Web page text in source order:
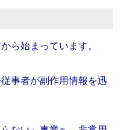
ら始まっています。
事者が副作用情報を迅